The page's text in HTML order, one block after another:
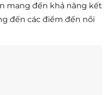
mang đến khả năng kết
đến các điểm đến nổi